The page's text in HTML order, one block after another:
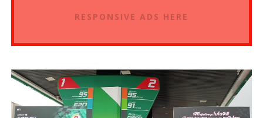
RESPONSIVE ADS HERE